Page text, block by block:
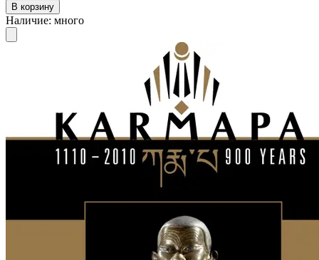
В корзину
Наличие: много